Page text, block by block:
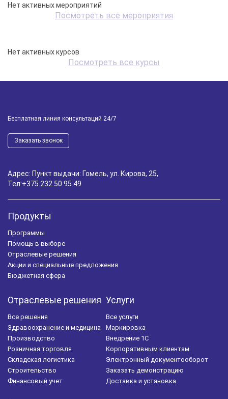
Нет активных мероприятий
Посмотреть все мероприятия
Нет активных курсов
Посмотреть все курсы
Бесплатная линия консультаций 24/7
Заказать звонок
Адрес: Пункт выдачи: Гомель, ул. Кирова, 25,
Тел:+375 232 50 95 49
Продукты
Программы
Помощь в выборе
Отраслевые решения
Акции и специальные предложения
Бюджетная сфера
Отраслевые решения
Все решения
Здравоохранение и медицина
Производство
Розничная торговля
Складская логистика
Строительство
Финансовый учет
Услуги
Все услуги
Маркировка
Внедрение 1С
Корпоративным клиентам
Электронный документооборот
Заказать демонстрацию
Доставка и установка